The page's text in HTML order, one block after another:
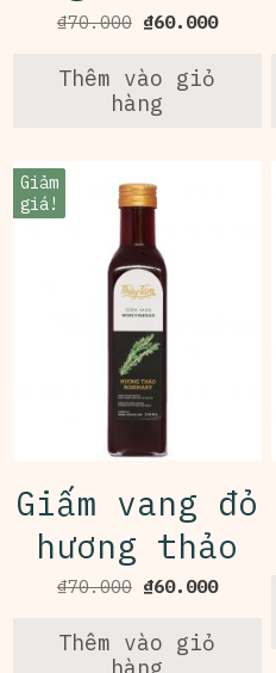
₫70.000 Giá
là:
₫70.000.
₫60.000Giá
Thêm vào giỏ
hàng
Giảm
giá!
Giấm vang đỏ
hương thảo
₫70.000 Giá
là:
₫70.000.
₫60.000Giá
Thêm vào giỏ